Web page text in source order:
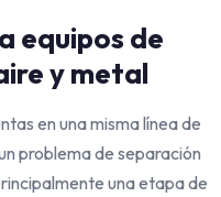
equipos de
y metal
en una misma línea de
problema de separación
una etapa de